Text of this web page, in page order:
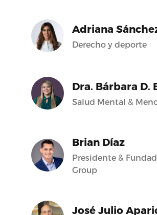
Adriana
Derecho y deporte
Dra. Bárbara D.
Salud Mental &
Brian Díaz
Presidente &
Group
José Julio